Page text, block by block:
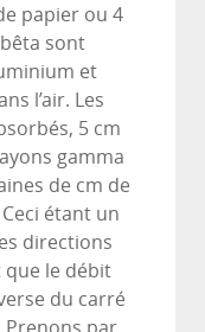
papier ou 4
sont
et
l’air. Les
5 cm
gamma
de cm de
étant un
directions
le débit
du carré